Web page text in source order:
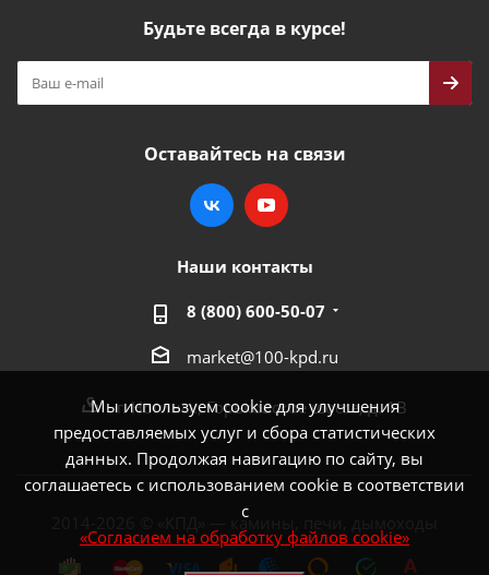
Мы используем cookie для улучшения
предоставляемых услуг и сбора статистических
данных. Продолжая навигацию по сайту, вы
соглашаетесь с использованием cookie в соответствии
с
«Согласием на обработку файлов cookie»
Будьте всегда в курсе!
Оставайтесь на связи
Наши контакты
8 (800) 600-50-07
market@100-kpd.ru
г. Ногинск, Горьковское шоссе, д. 1В
2014-2026 © «КПД» — камины, печи, дымоходы